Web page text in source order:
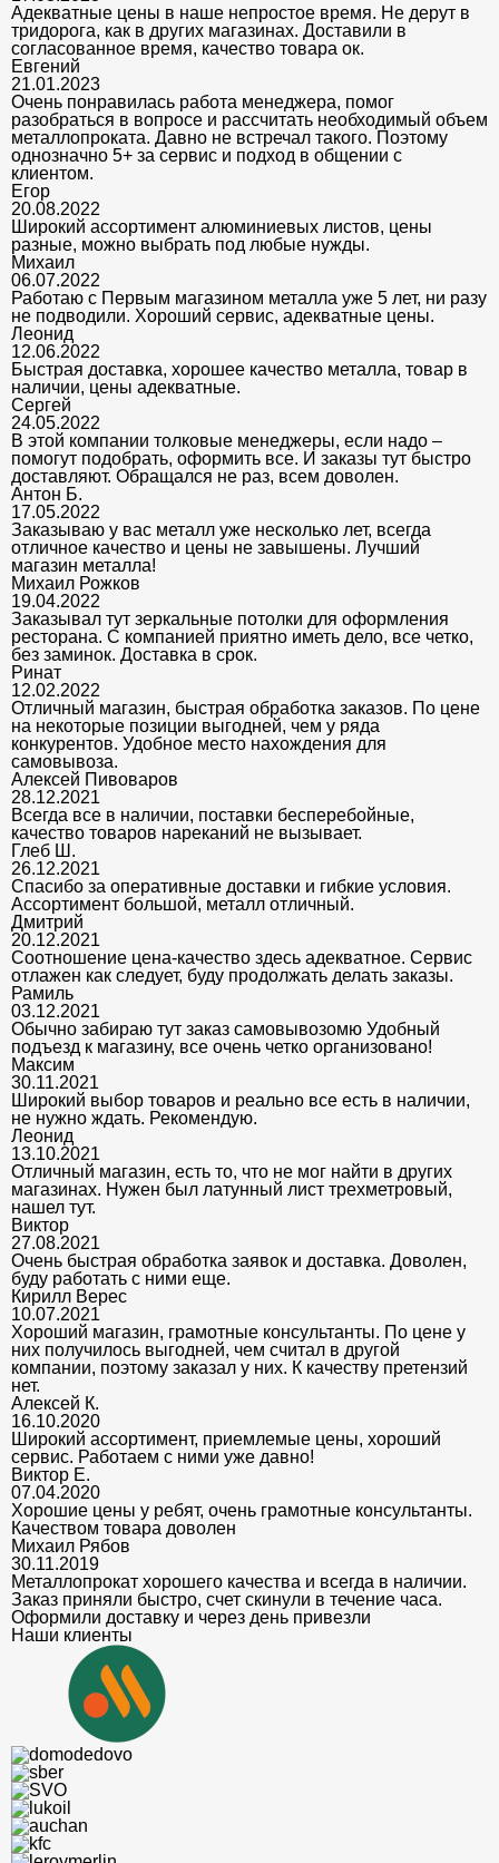
Адекватные цены в наше непростое время. Не дерут в
тридорога, как в других магазинах. Доставили в
согласованное время, качество товара ок.
Евгений
21.01.2023
Очень понравилась работа менеджера, помог
разобраться в вопросе и рассчитать необходимый объем
металлопроката. Давно не встречал такого. Поэтому
однозначно 5+ за сервис и подход в общении с
клиентом.
Егор
20.08.2022
Широкий ассортимент алюминиевых листов, цены
разные, можно выбрать под любые нужды.
Михаил
06.07.2022
Работаю с Первым магазином металла уже 5 лет, ни разу
не подводили. Хороший сервис, адекватные цены.
Леонид
12.06.2022
Быстрая доставка, хорошее качество металла, товар в
наличии, цены адекватные.
Сергей
24.05.2022
В этой компании толковые менеджеры, если надо –
помогут подобрать, оформить все. И заказы тут быстро
доставляют. Обращался не раз, всем доволен.
Антон Б.
17.05.2022
Заказываю у вас металл уже несколько лет, всегда
отличное качество и цены не завышены. Лучший
магазин металла!
Михаил Рожков
19.04.2022
Заказывал тут зеркальные потолки для оформления
ресторана. С компанией приятно иметь дело, все четко,
без заминок. Доставка в срок.
Ринат
12.02.2022
Отличный магазин, быстрая обработка заказов. По цене
на некоторые позиции выгодней, чем у ряда
конкурентов. Удобное место нахождения для
самовывоза.
Алексей Пивоваров
28.12.2021
Всегда все в наличии, поставки бесперебойные,
качество товаров нареканий не вызывает.
Глеб Ш.
26.12.2021
Спасибо за оперативные доставки и гибкие условия.
Ассортимент большой, металл отличный.
Дмитрий
20.12.2021
Соотношение цена-качество здесь адекватное. Сервис
отлажен как следует, буду продолжать делать заказы.
Рамиль
03.12.2021
Обычно забираю тут заказ самовывозомю Удобный
подъезд к магазину, все очень четко организовано!
Максим
30.11.2021
Широкий выбор товаров и реально все есть в наличии,
не нужно ждать. Рекомендую.
Леонид
13.10.2021
Отличный магазин, есть то, что не мог найти в других
магазинах. Нужен был латунный лист трехметровый,
нашел тут.
Виктор
27.08.2021
Очень быстрая обработка заявок и доставка. Доволен,
буду работать с ними еще.
Кирилл Верес
10.07.2021
Хороший магазин, грамотные консультанты. По цене у
них получилось выгодней, чем считал в другой
компании, поэтому заказал у них. К качеству претензий
нет.
Алексей К.
16.10.2020
Широкий ассортимент, приемлемые цены, хороший
сервис. Работаем с ними уже давно!
Виктор Е.
07.04.2020
Хорошие цены у ребят, очень грамотные консультанты.
Качеством товара доволен
Михаил Рябов
30.11.2019
Металлопрокат хорошего качества и всегда в наличии.
Заказ приняли быстро, счет скинули в течение часа.
Оформили доставку и через день привезли
Наши клиенты